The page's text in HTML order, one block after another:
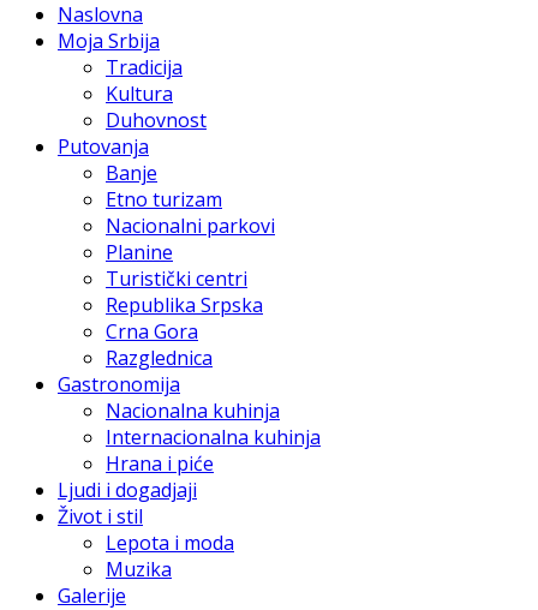
Naslovna
Moja Srbija
Tradicija
Kultura
Duhovnost
Putovanja
Banje
Etno turizam
Nacionalni parkovi
Planine
Turistički centri
Republika Srpska
Crna Gora
Razglednica
Gastronomija
Nacionalna kuhinja
Internacionalna kuhinja
Hrana i piće
Ljudi i dogadjaji
Život i stil
Lepota i moda
Muzika
Galerije